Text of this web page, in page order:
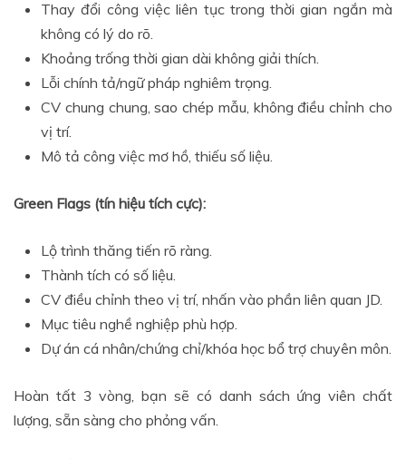
Thay đổi công việc liên tục trong thời gian ngắn mà
không có lý do rõ.
Khoảng trống thời gian dài không giải thích.
Lỗi chính tả/ngữ pháp nghiêm trọng.
CV chung chung, sao chép mẫu, không điều chỉnh cho
vị trí.
Mô tả công việc mơ hồ, thiếu số liệu.
Green Flags (tín hiệu tích cực):
Lộ trình thăng tiến rõ ràng.
Thành tích có số liệu.
CV điều chỉnh theo vị trí, nhấn vào phần liên quan JD.
Mục tiêu nghề nghiệp phù hợp.
Dự án cá nhân/chứng chỉ/khóa học bổ trợ chuyên môn.
Hoàn tất 3 vòng, bạn sẽ có danh sách ứng viên chất
lượng, sẵn sàng cho phỏng vấn.